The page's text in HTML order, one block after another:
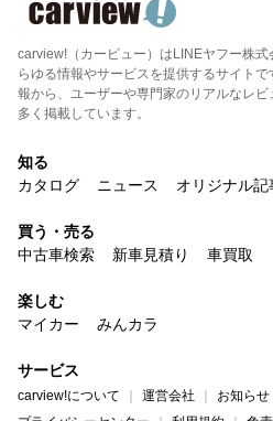
carview!（カービュー）はLINEヤフー株
らゆる情報やサービスを提供するサイト
報から、ユーザーや専門家のリアルなレ
多く掲載しています。
知る
カタログ
ニュース オリジナル記
買う・売る
中古車検索
新車見積り 車買取
楽しむ
マイカー
みんカラ
サービス
carview!について 運営会社 お知らせ